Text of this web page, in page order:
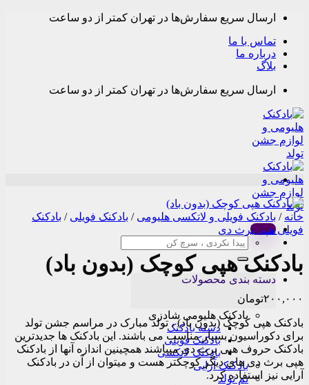
Skip
content
ارسال سریع سفارش‌ها در تهران کمتر از دو ساعت
تماس با ما
درباره ما
بلاگ
ارسال سریع سفارش‌ها در تهران کمتر از دو ساعت
Menu
جستجو
برای:
دسته بندی محصولات
بادکنک هلیومی شادزی
دسته بادکنک
بادکنک فویلی
بادکنک لاتکسی
بادکنک آرایی
تم تولد
خانه / بادکنک فویلی و لاتکسی هلیومی / بادکنک فویلی / بادکنک
فویلی هپی برث دی
بادکنک هپی کوچک (بدون باد)
۲۰۰,۰۰۰تومان
بادکنک هپی کوچک (بدون باد) ، تولد مبارک در مراسم جشن تولد
برای دکوراسیون بسیار مناسب می باشند. این بادکنک ها جدیدترین
بادکنک حروف هپی برث دی میباشند همچینین اندازه آنها از بادکنک
هپی برث دی های دیگر کوچکتر هست و میتوان از آن در بادکنک
آرایی نیز استفاده کرد.